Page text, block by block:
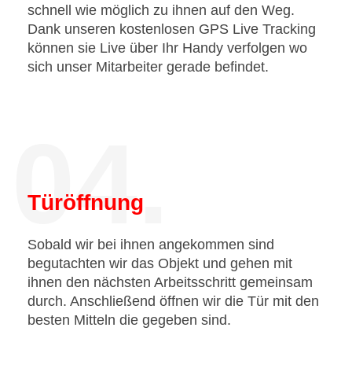
schnell wie möglich zu ihnen auf den Weg.
Dank unseren kostenlosen GPS Live Tracking
können sie Live über Ihr Handy verfolgen wo
sich unser Mitarbeiter gerade befindet.
04.
Türöffnung
Sobald wir bei ihnen angekommen sind
begutachten wir das Objekt und gehen mit
ihnen den nächsten Arbeitsschritt gemeinsam
durch. Anschließend öffnen wir die Tür mit den
besten Mitteln die gegeben sind.